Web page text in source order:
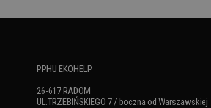
PPHU EKOHELP
26-617 RADOM
UL.TRZEBIŃSKIEGO 7 / boczna od Warszawskiej